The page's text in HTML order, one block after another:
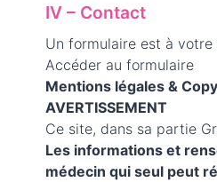
IV – Contact
Un formulaire est à
Accéder au formulaire
Mentions légales &
AVERTISSEMENT
Ce site, dans sa partie
Les informations et
médecin qui seul peut